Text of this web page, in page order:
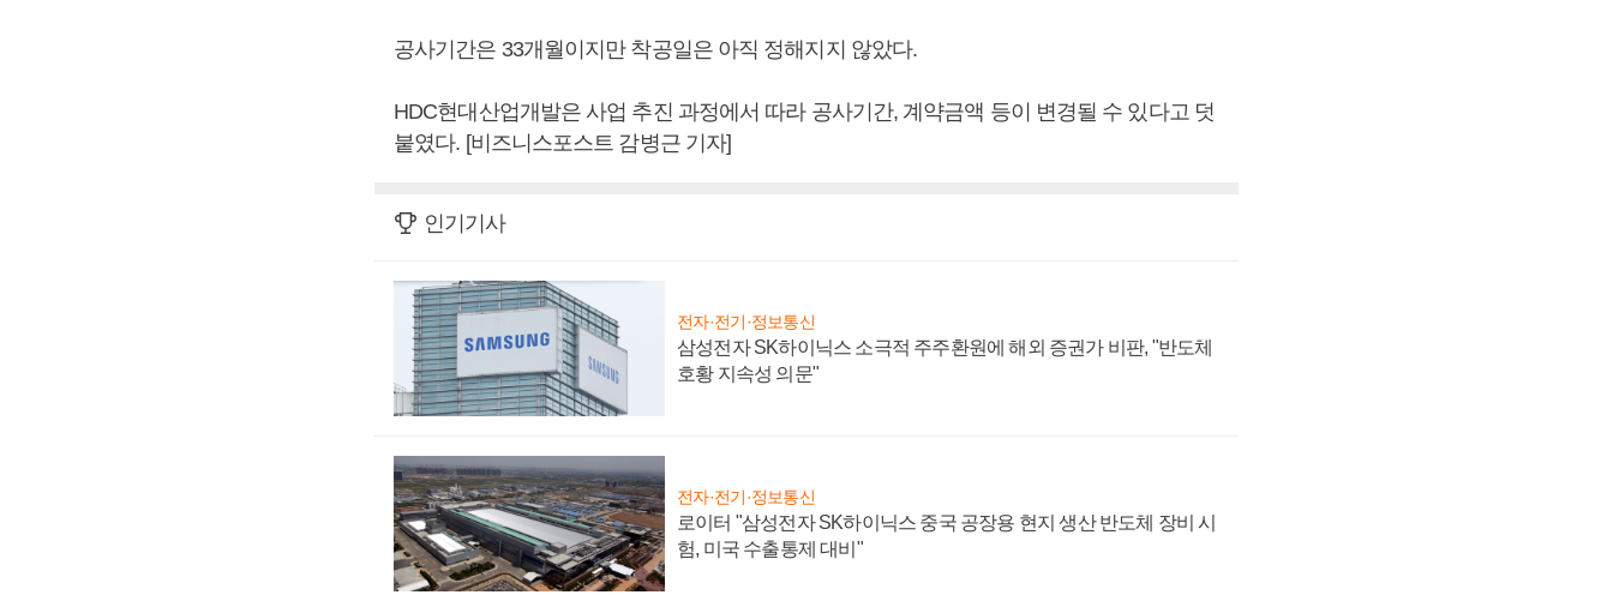
공사기간은 33개월이지만 착공일은 아직 정해지지 않았다.
HDC현대산업개발은 사업 추진 과정에서 따라 공사기간, 계약금액 등이 변경될 수 있다고 덧
붙였다. [비즈니스포스트 감병근 기자]
인기기사
전자·전기·정보통신
삼성전자 SK하이닉스 소극적 주주환원에 해외 증권가 비판, "반도체
호황 지속성 의문"
전자·전기·정보통신
로이터 "삼성전자 SK하이닉스 중국 공장용 현지 생산 반도체 장비 시
험, 미국 수출통제 대비"